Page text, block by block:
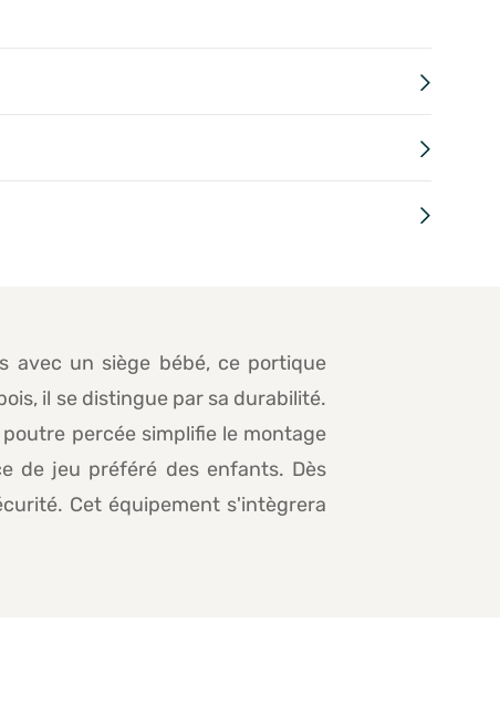
avec un siège bébé, ce portique
il se distingue par sa durabilité.
percée simplifie le montage
de jeu préféré des enfants. Dès
Cet équipement s'intègrera